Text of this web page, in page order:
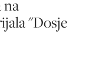
na
"Dosje